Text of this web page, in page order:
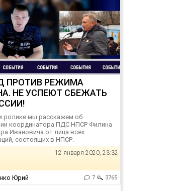
ПРОТИВ РЕЖИМА
НЕ УСПЕЮТ СБЕЖАТЬ
ролике мы расскажем об
координатора ПДС НПСР Филина
Ивановича от лица всех
состоящих в НПСР.
12 января 2020, 23:32
Юрий 7 3765